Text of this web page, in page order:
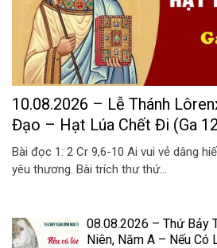
10.08.2026 – Lễ Thánh
Đạo – Hạt Lúa Chết Đi (Ga
Bài đọc 1: 2 Cr 9,6-10 Ai vui vẻ dâng
yêu thương. Bài trích thư thứ...
08.08.2026 – Thứ Bảy
Niên, Năm A – Nếu Có